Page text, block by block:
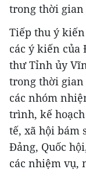
trong thời
Tiếp thu ý kiến
các ý kiến của
thư Tỉnh ủy
trong thời
các nhóm
trình, kế
tế, xã hội bám
Đảng, Quốc
các nhiệm vụ,